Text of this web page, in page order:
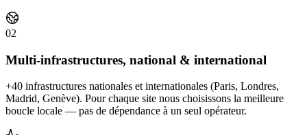
02
Multi-infrastructures, national & international
+40 infrastructures nationales et internationales (Paris, Londres,
Madrid, Genève). Pour chaque site nous choisissons la meilleure
boucle locale — pas de dépendance à un seul opérateur.